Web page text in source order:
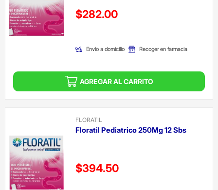
Precio reducido de
$282.00
Envío a domicilio Recoger en farmacia
AGREGAR AL CARRITO
FLORATIL
Floratil Pediatrico 250Mg 12 Sbs
Precio reducido de
$394.50